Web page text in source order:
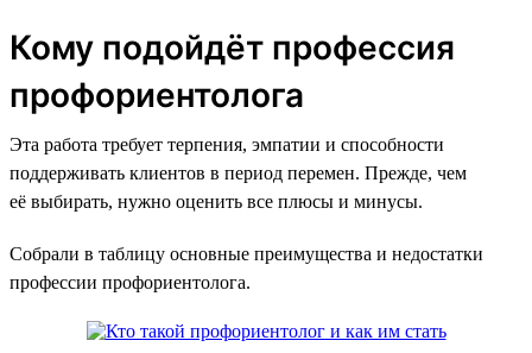
Кому подойдёт профессия
профориентолога
Эта работа требует терпения, эмпатии и способности
поддерживать клиентов в период перемен. Прежде, чем
её выбирать, нужно оценить все плюсы и минусы.
Собрали в таблицу основные преимущества и недостатки
профессии профориентолога.